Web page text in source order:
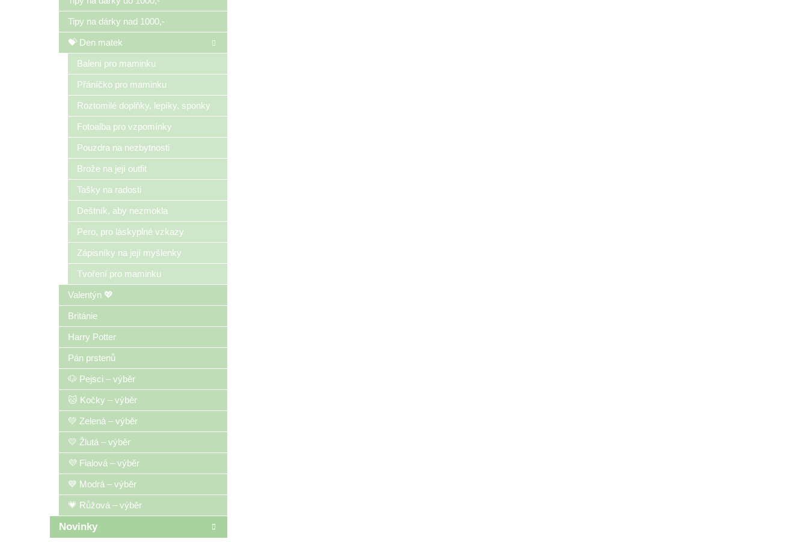
Tipy na dárky nad 1000,-
💝 Den matek
Balení pro maminku
Přáníčko pro maminku
Roztomilé doplňky, lepíky, sponky
Fotoalba pro vzpomínky
Pouzdra na nezbytnosti
Brože na její outfit
Tašky na radosti
Deštník, aby nezmokla
Pero, pro láskyplné vzkazy
Zápisníky na její myšlenky
Tvoření pro maminku
Valentýn 💖
Británie
Harry Potter
Pán prstenů
🐶 Pejsci – výběr
🐱 Kočky – výběr
💚 Zelená – výběr
💛 Žlutá – výběr
💜 Fialová – výběr
💙 Modrá – výběr
💗 Růžová – výběr
Novinky